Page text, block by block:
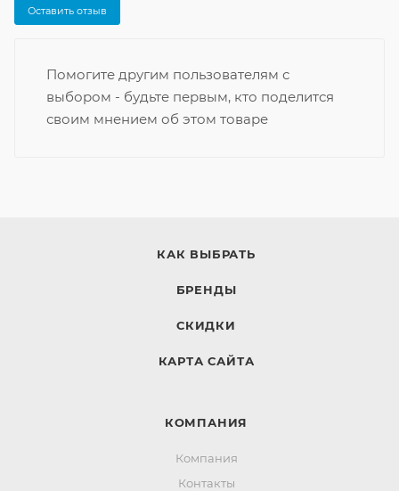
Оставить отзыв
Помогите другим пользователям с
выбором - будьте первым, кто поделится
своим мнением об этом товаре
КАК ВЫБРАТЬ
БРЕНДЫ
СКИДКИ
КАРТА САЙТА
КОМПАНИЯ
Компания
Контакты